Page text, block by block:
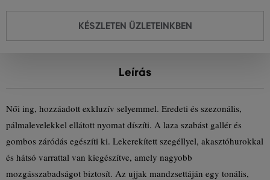
KÉSZLETEN ÜZLETEINKBEN
Leírás
Női ing, hozzáadott exkluzív selyemmel. Eredeti és szezonális,
pálmalevelekkel ellátott nyomat díszíti. A laza szabást gallér és
gombos záródás egészíti ki. Lekerekített szegéllyel, akasztóhurokkal
és hátsó varrattal van kiegészítve, amely nagyobb
mozgásszabadságot biztosít. Az ujjak mandzsettáján egy tonális,